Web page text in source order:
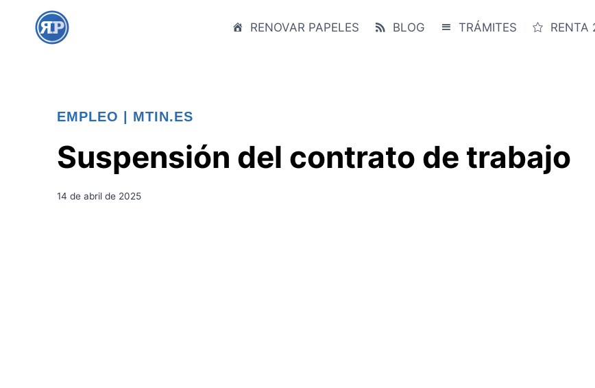
RENOVAR PAPELES BLOG TRÁMITES RENTA
EMPLEO MTIN.ES
Suspensión del contrato de trabajo
14 de abril de 2025